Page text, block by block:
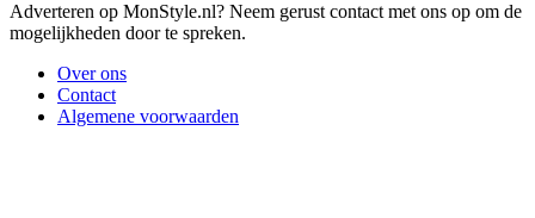
Adverteren op MonStyle.nl? Neem gerust contact met ons op om de
mogelijkheden door te spreken.
Over ons
Contact
Algemene voorwaarden